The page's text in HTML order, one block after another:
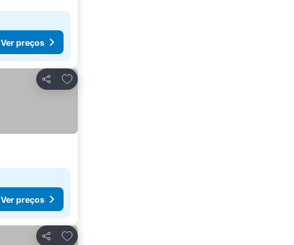
Ver preços
Partilhar
Adicionar aos favoritos
Ver preços
Partilhar
Adicionar aos favoritos